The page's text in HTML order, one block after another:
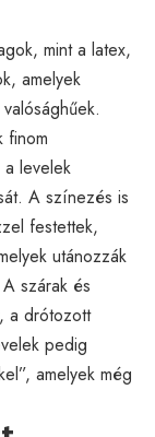
mint a latex,
amelyek
finom
levelek
A színezés is
festettek,
utánozzák
szárak és
a drótozott
pedig
amelyek még